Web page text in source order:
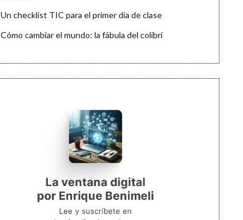
Un checklist TIC para el primer día de clase
Cómo cambiar el mundo: la fábula del colibrí